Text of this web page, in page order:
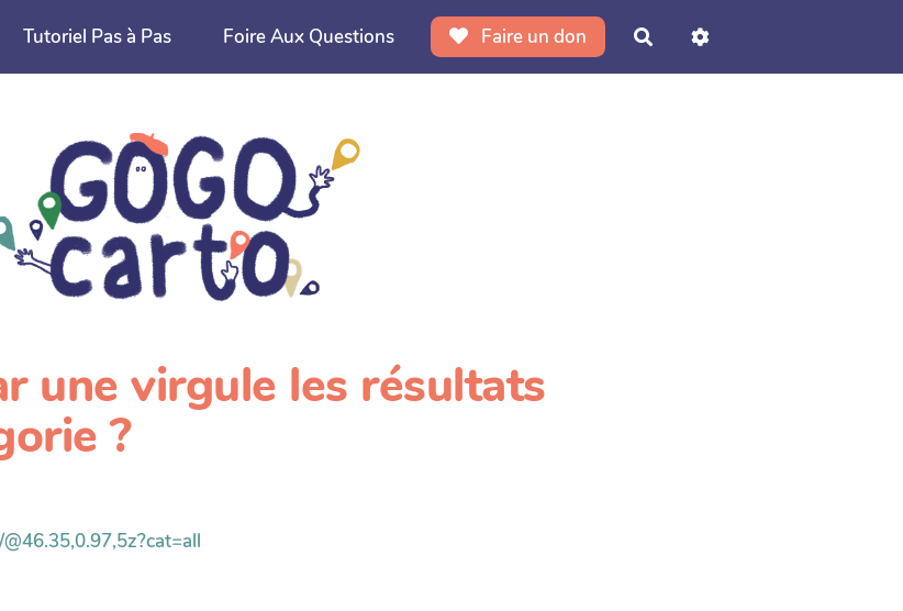
Tutoriel Pas à Pas Foire Aux Questions Faire un don Rechercher
une virgule les résultats
?